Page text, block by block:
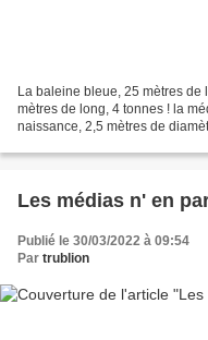
La baleine bleue, 25 mètres
mètres de long, 4 tonnes ! la
naissance, 2,5 mètres de
Publié le 30/03/2022 à 09:54
Par trublion